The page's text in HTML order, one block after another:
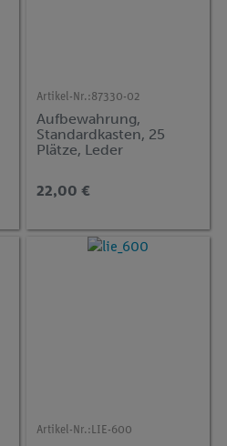
Artikel-Nr.:87330-02
Aufbewahrung,
Standardkasten, 25
Plätze, Leder
22,00 €
Artikel-Nr.: LIE-600